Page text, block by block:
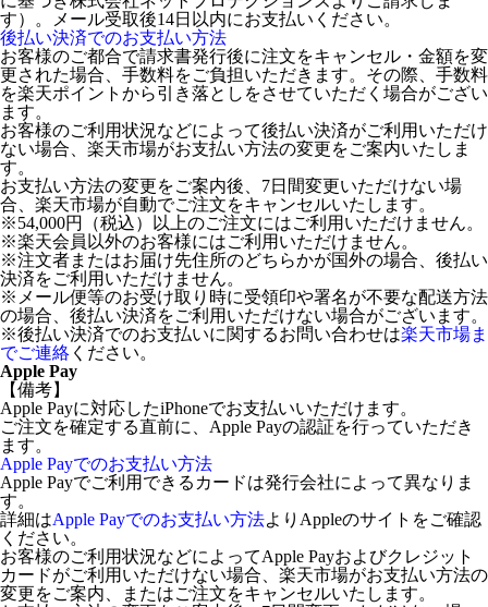
す）。メール受取後14日以内にお支払いください。
後払い決済でのお支払い方法
お客様のご都合で請求書発行後に注文をキャンセル・金額を変
更された場合、手数料をご負担いただきます。その際、手数料
を楽天ポイントから引き落としをさせていただく場合がござい
ます。
お客様のご利用状況などによって後払い決済がご利用いただけ
ない場合、楽天市場がお支払い方法の変更をご案内いたしま
す。
お支払い方法の変更をご案内後、7日間変更いただけない場
合、楽天市場が自動でご注文をキャンセルいたします。
※54,000円（税込）以上のご注文にはご利用いただけません。
※楽天会員以外のお客様にはご利用いただけません。
※注文者またはお届け先住所のどちらかが国外の場合、後払い
決済をご利用いただけません。
※メール便等のお受け取り時に受領印や署名が不要な配送方法
の場合、後払い決済をご利用いただけない場合がございます。
※後払い決済でのお支払いに関するお問い合わせは楽天市場ま
でご連絡 ください。
Apple Pay
【備考】
Apple Payに対応したiPhoneでお支払いいただけます。
ご注文を確定する直前に、Apple Payの認証を行っていただき
ます。
Apple Payでのお支払い方法
Apple Payでご利用できるカードは発行会社によって異なりま
す。
詳細はApple Payでのお支払い方法よりAppleのサイトをご確認
ください。
お客様のご利用状況などによってApple Payおよびクレジット
カードがご利用いただけない場合、楽天市場がお支払い方法の
変更をご案内、またはご注文をキャンセルいたします。